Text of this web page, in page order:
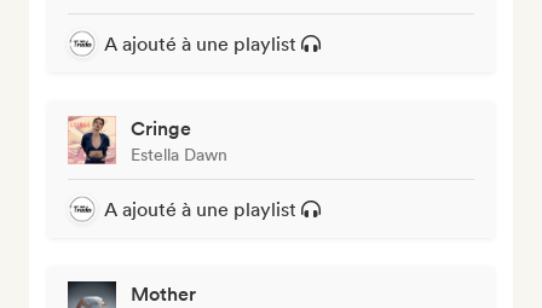
A ajouté à une playlist
Cringe
Estella Dawn
A ajouté à une playlist
Mother